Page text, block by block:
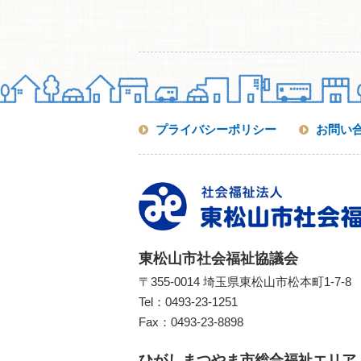
プライバシーポリシー お問い
東松山市社会福祉協議会
〒355-0014 埼玉県東松山市松本町1-7-8
Tel： 0493-23-1251
Fax：0493-23-8898